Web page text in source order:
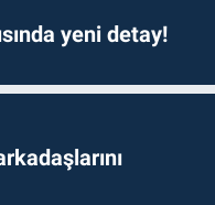
yeni detay!